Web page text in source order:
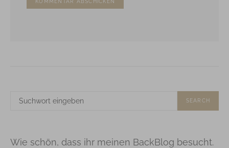
SUCHE
SEARCH
Wie schön, dass ihr meinen BackBlog besucht.